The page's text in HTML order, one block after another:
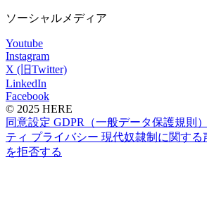
ソーシャルメディア
Youtube
Instagram
X (旧Twitter)
LinkedIn
Facebook
© 2025 HERE
同意設定 GDPR（一般データ保護規則）
ティ プライバシー 現代奴隷制に関する
を拒否する